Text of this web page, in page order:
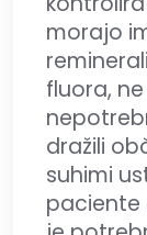
morajo
fluora,
dražili
suhimi
paciente